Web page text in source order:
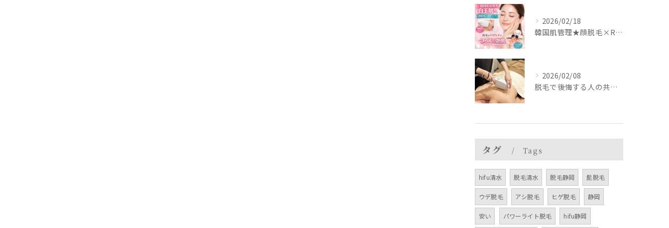
2026/02/18
韓国肌管理★顔脱毛×RFで白玉ツヤ肌
2026/02/08
脱毛で後悔する人の共通点
タグ Tags
hifu清水 脱毛清水 脱毛静岡 髭脱毛
ウデ脱毛 アシ脱毛 ヒゲ脱毛 静岡
安い パワーライト脱毛 hifu静岡